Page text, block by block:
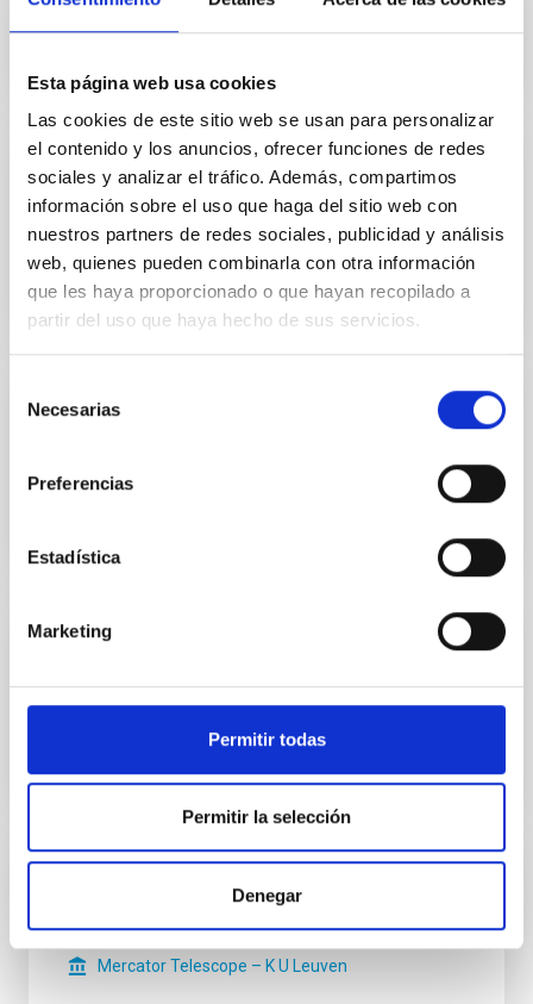
Esta página web usa cookies
Las cookies de este sitio web se usan para personalizar
el contenido y los anuncios, ofrecer funciones de redes
sociales y analizar el tráfico. Además, compartimos
información sobre el uso que haga del sitio web con
nuestros partners de redes sociales, publicidad y análisis
web, quienes pueden combinarla con otra información
que les haya proporcionado o que hayan recopilado a
partir del uso que haya hecho de sus servicios.
Necesarias
Preferencias
Estadística
Marketing
Permitir todas
Permitir la selección
Denegar
Miembro
Jenny Hiscock
UK Science and Technology Facilities Council
Miembro
Consejo Superior de Investigaciones Científicas
Miembro
Institut national des sciences de l'Univers - INSU
Christoffel Waelkens
Mercator Telescope – K U Leuven